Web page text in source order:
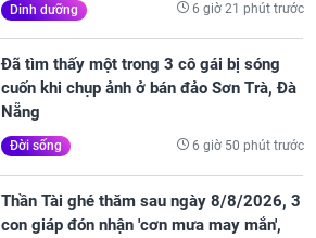
Dinh dưỡng 6 giờ 21 phút trước
Đã tìm thấy một trong 3 cô gái bị sóng
cuốn khi chụp ảnh ở bán đảo Sơn Trà, Đà
Nẵng
Đời sống 6 giờ 50 phút trước
Thần Tài ghé thăm sau ngày 8/8/2026, 3
con giáp đón nhận 'cơn mưa may mắn',